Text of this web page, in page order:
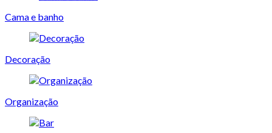
Cama e banho
Decoração
Organização